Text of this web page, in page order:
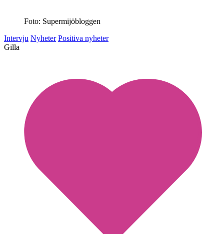
Foto: Supermijöbloggen
Intervju Nyheter Positiva nyheter
Gilla